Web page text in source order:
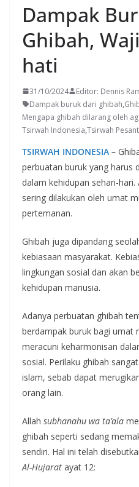
Dampak
Ghibah,
hati
31/10/2024 Editor: Dennis
Dampak buruk dari ghibah,
Mengapa ghibah dilarang oleh
Tsirwah Indonesia,Tsirwah
TSIRWAH INDONESIA –
perbuatan buruk yang harus
dalam kehidupan sehari-
sering dilakukan oleh umat
pertemanan.
Ghibah juga dipandang
kebiasaan masyarakat.
lingkungan sosial dan akan
kehidupan manusia.
Adanya perbuatan ghibah
berdampak buruk bagi umat
meracuni keharmonisan
sosial. Perilaku ghibah
islam, sebab dapat
orang lain.
Allah subhanahu wa ta’ala
ghibah seperti sedang
sendiri. Hal ini telah
Al-Hujarat ayat 12: